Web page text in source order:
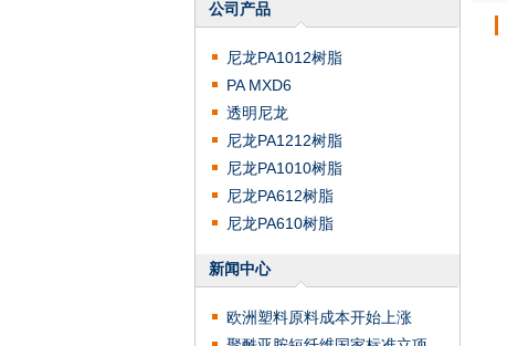
公司产品
尼龙PA1012树脂
PA MXD6
透明尼龙
尼龙PA1212树脂
尼龙PA1010树脂
尼龙PA612树脂
尼龙PA610树脂
新闻中心
欧洲塑料原料成本开始上涨